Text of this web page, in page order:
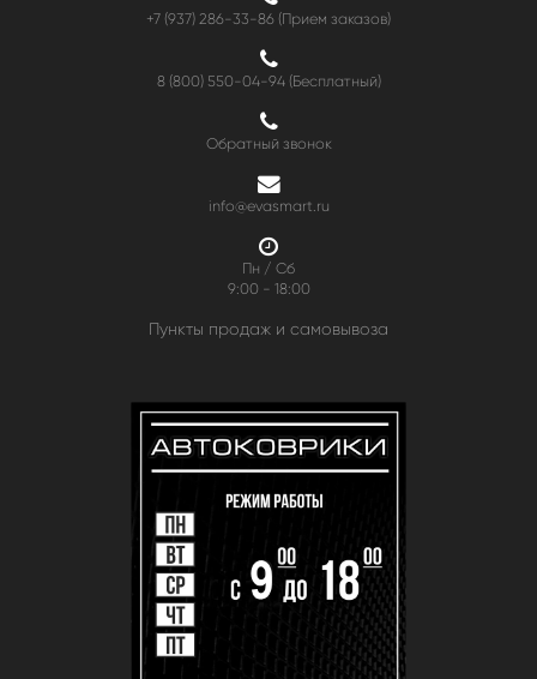
+7 (937) 286-33-86 (Прием заказов)
8 (800) 550-04-94(Бесплатный)
Обратный звонок
info@evasmart.ru
Пн / Сб
9:00 - 18:00
Пункты продаж и самовывоза